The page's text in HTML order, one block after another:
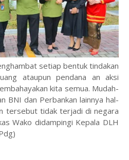
setiap bentuk tindakan
ataupun pendana an aksi
kita semua. Mudah-
BNI dan Perbankan lainnya hal-
tersebut tidak terjadi di negara
Wako didampingi Kepala DLH